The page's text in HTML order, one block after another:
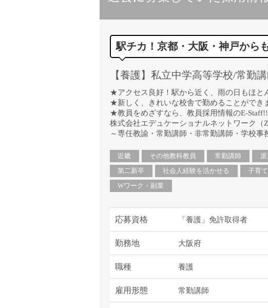
部活動指導員
学童スタッフ
その他職種
学習支援
チューター
個別指導
ALT/AET
塾・予備校講師
オンライン講師
幼稚園教諭・保育士
日本語教師
添削・校正スタッフ
学校支援員
広報・宣伝
一般事務
経理・会計事務
駅チカ！京都・大阪・神戸から
【養護】私立中学高等学校/常勤
★アクセス良好！駅から近く、雨の日もほと
★新しく、きれいな校舎で勤めることができ
★教員をめざすなら、教員採用情報のE-Staff!!
株式会社エデュケーショナルネットワーク（Z
～専任教諭・常勤講師・非常勤講師・学校
近畿 その他教科教員 常勤講師 派
第二新卒
社会人経験を活かせる 子育
Wワーク・副業
応募資格 「養護」免許取得者
勤務地 大阪府
職種 養護
雇用形態 常勤講師